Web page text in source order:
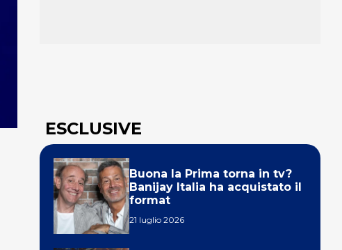
ESCLUSIVE
Buona la Prima torna in tv?
Banijay Italia ha acquistato il
format
21 luglio 2026